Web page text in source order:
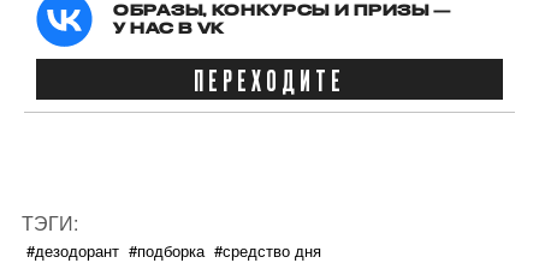
ОБРАЗЫ, КОНКУРСЫ И ПРИЗЫ —
У НАС В VK
ПЕРЕХОДИТЕ
ТЭГИ:
#дезодорант #подборка #средство дня